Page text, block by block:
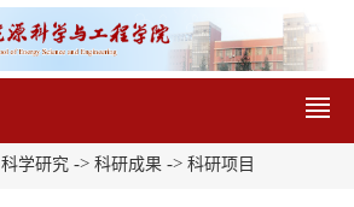
科学研究 -> 科研成果 -> 科研项目